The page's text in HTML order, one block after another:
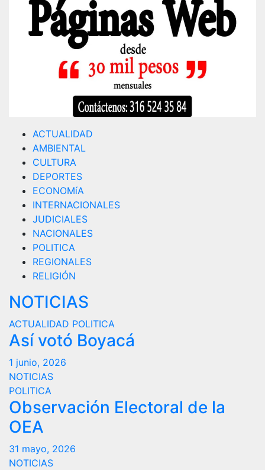
ACTUALIDAD
AMBIENTAL
CULTURA
DEPORTES
ECONOMíA
INTERNACIONALES
JUDICIALES
NACIONALES
POLITICA
REGIONALES
RELIGIÓN
NOTICIAS
ACTUALIDAD POLITICA
Así votó Boyacá
1 junio, 2026
NOTICIAS
POLITICA
Observación Electoral de la
OEA
31 mayo, 2026
NOTICIAS